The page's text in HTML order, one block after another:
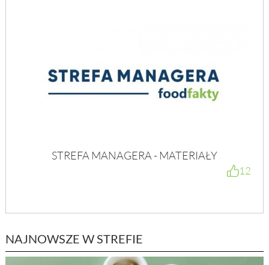
STREFA MANAGERA - MATERIAŁY
12
NAJNOWSZE W STREFIE